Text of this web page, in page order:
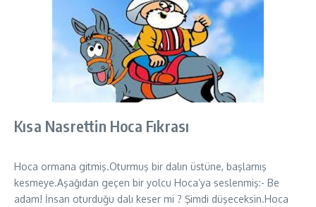
Kısa Nasrettin Hoca Fıkrası
Hoca ormana gitmiş.Oturmuş bir dalın üstüne, başlamış
kesmeye.Aşağıdan geçen bir yolcu Hoca’ya seslenmiş:- Be
adam! İnsan oturduğu dalı keser mi ? Şimdi düşeceksin.Hoca